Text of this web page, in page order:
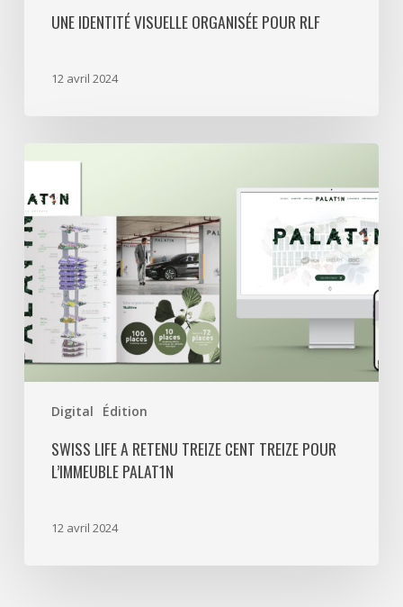
UNE IDENTITÉ VISUELLE ORGANISÉE POUR RLF
12 avril 2024
Digital Édition
a
retenu
Treize
Cent
Treize
pour
l’immeuble
Palat1n
SWISS LIFE A RETENU TREIZE CENT TREIZE POUR
L’IMMEUBLE PALAT1N
12 avril 2024